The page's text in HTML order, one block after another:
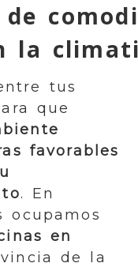
la
tus
que
favorables
. En
ocupamos
en
de la